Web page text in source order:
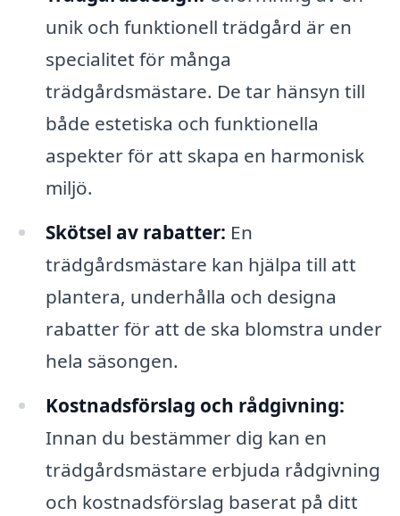
unik och funktionell trädgård är en
specialitet för många
trädgårdsmästare. De tar hänsyn till
både estetiska och funktionella
aspekter för att skapa en harmonisk
miljö.
Skötsel av rabatter: En
trädgårdsmästare kan hjälpa till att
plantera, underhålla och designa
rabatter för att de ska blomstra under
hela säsongen.
Kostnadsförslag och rådgivning:
Innan du bestämmer dig kan en
trädgårdsmästare erbjuda rådgivning
och kostnadsförslag baserat på ditt